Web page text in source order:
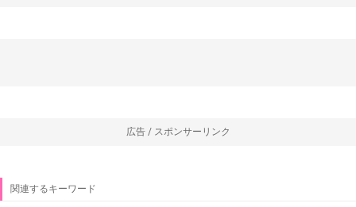
広告 / スポンサーリンク
関連するキーワード